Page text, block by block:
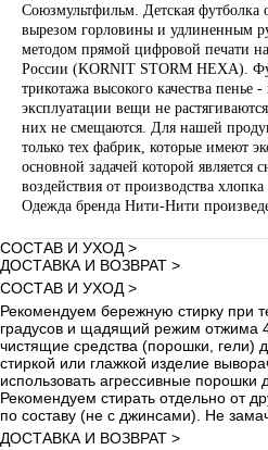
Союзмультфильм. Детская футболка
вырезом горловины и удлиненным
методом прямой цифровой печати
России (KORNIT STORM HEXA).
трикотажа высокого качества
эксплуатации вещи не
них не смещаются. Для нашей
только тех фабрик, которые имеют
основной задачей которой является
воздействия от производства
Одежда бренда Нити-Нити
СОСТАВ И УХОД >
ДОСТАВКА И ВОЗВРАТ >
СОСТАВ И УХОД >
Рекомендуем бережную стирку при
градусов и щадящий режим отжима
чистящие средства (порошки, гели)
стиркой или глажкой изделие
использовать агрессивные порошки
Рекомендуем стирать отдельно от
по составу (не с джинсами). Не
ДОСТАВКА И ВОЗВРАТ >